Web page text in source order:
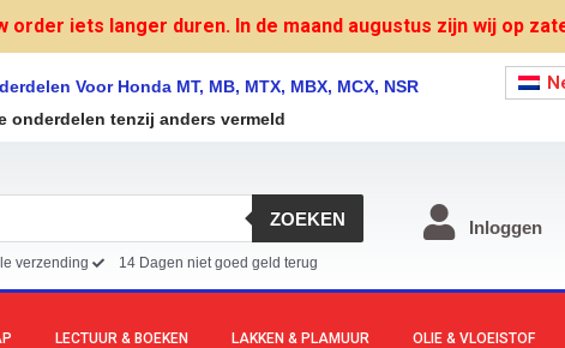
iets langer duren. In de maand augustus zijn wij op
Voor Honda MT, MB, MTX, MBX, MCX, NSR
onderdelen tenzij anders vermeld
ZOEKEN
verzending 14 Dagen niet goed geld terug
Inloggen
LECTUUR & BOEKEN LAKKEN & PLAMUUR OLIE & VLOEISTOF